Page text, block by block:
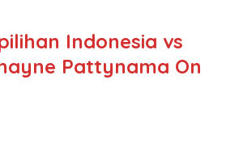
Indonesia vs
Pattynama On